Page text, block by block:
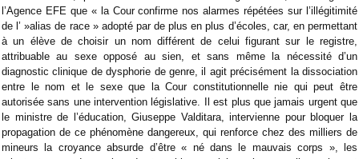
l’Agence EFE que « la Cour confirme nos alarmes répétées sur l’illégitimité
de l’ »alias de race » adopté par de plus en plus d’écoles, car, en permettant
à un élève de choisir un nom différent de celui figurant sur le registre,
attribuable au sexe opposé au sien, et sans même la nécessité d’un
diagnostic clinique de dysphorie de genre, il agit précisément la dissociation
entre le nom et le sexe que la Cour constitutionnelle nie qui peut être
autorisée sans une intervention législative. Il est plus que jamais urgent que
le ministre de l’éducation, Giuseppe Valditara, intervienne pour bloquer la
propagation de ce phénomène dangereux, qui renforce chez des milliers de
mineurs la croyance absurde d’être « né dans le mauvais corps », les